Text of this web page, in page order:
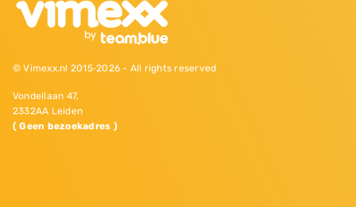
© Vimexx.nl 2015‐2026 - All rights reserved
Vondellaan 47,
2332AA Leiden
( Geen bezoekadres )